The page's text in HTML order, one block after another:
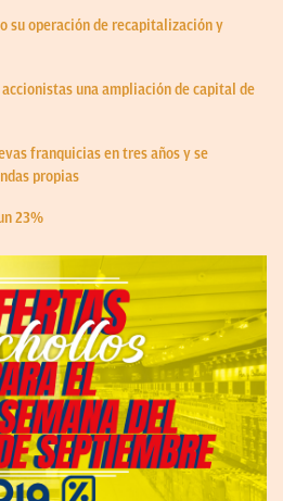
su operación de recapitalización y
una ampliación de capital de
franquicias en tres años y se
propias
23%